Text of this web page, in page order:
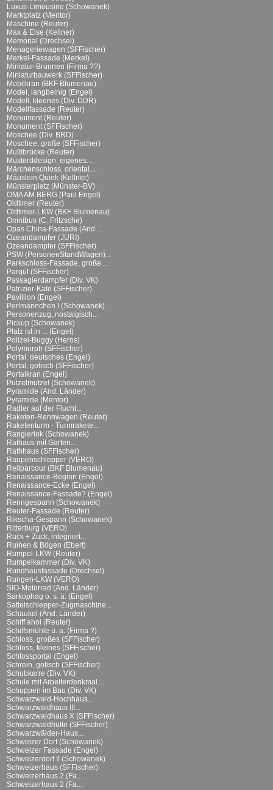
Luxus-Limousine (Schowanek)
Marktplatz (Mentor)
Maschine (Reuter)
Max & Else (Kellner)
Memorial (Drechsel)
Menageriewagen (SFFischer)
Merkel-Fassade (Merkel)
Miniatur-Brunnen (Firma ??)
Miniaturbauwerk (SFFischer)
Mobilkran (BKF Blumenau)
Model, langbeinig (Engel)
Modell, kleenes (Div. DDR)
Modellfassade (Reuter)
Monument (Reuter)
Monument (SFFischer)
Moschee (Div. BRD)
Moschee, große (SFFischer)
Multibrücke (Reuter)
Musterddesign, eigenes...
Märchenschloss, oriental....
Mäuslein Quiek (Kellner)
Münsterplatz (Münster-BV)
OMA AM BERG (Paul Engel)
Oldtimer (Reuter)
Oldtimer-LKW (BKF Blumenau)
Omnibus (C. Fritzsche)
Opas China-Fassade (And....
Ozeandampfer (JURI)
Ozeandampfer (SFFischer)
PSW (PersonenStandWagen)...
Parkschloss-Fassade, große...
Parqüt (SFFischer)
Passagierdampfer (Div. VK)
Patrizier-Kate (SFFischer)
Pavillion (Engel)
Perlmännchen I (Schowanek)
Personenzug, nostalgisch...
Pickup (Schowanek)
Platz ist in ... (Engel)
Polizei-Buggy (Heros)
Polymorph (SFFischer)
Portal, deutsches (Engel)
Portal, gotisch (SFFischer)
Portalkran (Engel)
Putzelmutzel (Schowanek)
Pyramide (And. Länder)
Pyramide (Mentor)
Radler auf der Flucht...
Raketen-Rennwagen (Reuter)
Raketenturm - Turmrakete...
Rangierlok (Schowanek)
Rathaus mit Garten...
Rathhaus (SFFischer)
Raupenschlepper (VERO)
Reitparcour (BKF Blumenau)
Renaissance-Beginn (Engel)
Renaissance-Ecke (Engel)
Renaissance-Fassade? (Engel)
Renngespann (Schowanek)
Reuter-Fassade (Reuter)
Rikscha-Gespann (Schowanek)
Ritterburg (VERO)
Ruck + Zuck, integriert...
Ruinen & Bögen (Ebert)
Rumpel-LKW (Reuter)
Rumpelkammer (Div. VK)
Rundhausfassade (Drechsel)
Rungen-LKW (VERO)
SIO-Motorrad (And. Länder)
Sarkophag o. s. ä. (Engel)
Sattelschlepper-Zugmaschine...
Schaukel (And. Länder)
Schiff ahoi (Reuter)
Schiffsmühle u. a. (Firma ?)
Schloss, großes (SFFischer)
Schloss, kleines (SFFischer)
Schlossportal (Engel)
Schrein, gotisch (SFFischer)
Schubkarre (Div. VK)
Schule mit Arbeiterdenkmal...
Schuppen im Bau (Div. VK)
Schwarzwald-Hochhaus...
Schwarzwaldhaus III...
Schwarzwaldhaus X (SFFischer)
Schwarzwaldhütte (SFFischer)
Schwarzwälder-Haus...
Schweizer Dorf (Schowanek)
Schweizer Fassade (Engel)
Schweizerdorf II (Schowanek)
Schweizerhaus (SFFischer)
Schweizerhaus 2 (Fa....
Schweizerhaus 2 (Fa....